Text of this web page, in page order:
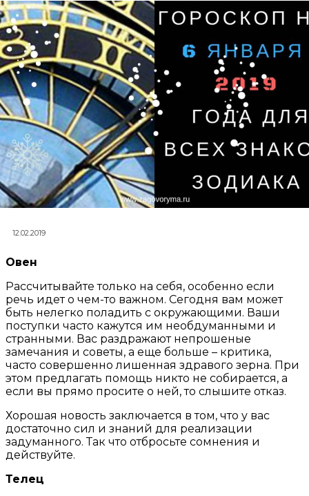
12.02.2019
Овен
Рассчитывайте только на себя, особенно если
речь идет о чем-то важном. Сегодня вам может
быть нелегко поладить с окружающими. Ваши
поступки часто кажутся им необдуманными и
странными. Вас раздражают непрошеные
замечания и советы, а еще больше – критика,
часто совершенно лишенная здравого зерна. При
этом предлагать помощь никто не собирается, а
если вы прямо просите о ней, то слышите отказ.
Хорошая новость заключается в том, что у вас
достаточно сил и знаний для реализации
задуманного. Так что отбросьте сомнения и
действуйте.
Телец